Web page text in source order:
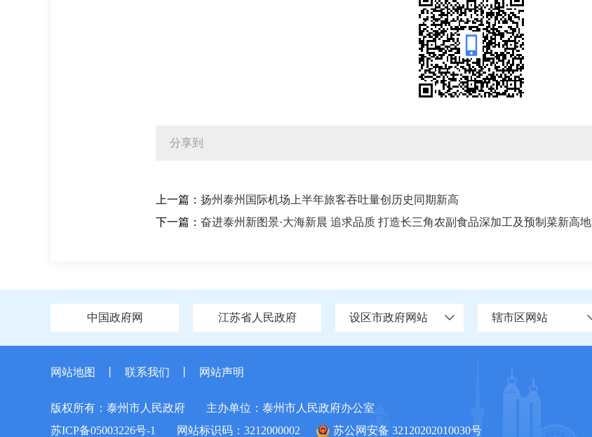
分享到
上一篇： 扬州泰州国际机场上半年旅客吞吐量创历史同期新高
下一篇： 奋进泰州新图景·大海新晨 追求品质 打造长三角农副食品深加工及预制菜新高地
中国政府网 江苏省人民政府 设区市政府网站 辖市区网站
网站地图 联系我们 网站声明
版权所有：泰州市人民政府
主办单位：泰州市人民政府办公室
苏ICP备05003226号-1
网站标识码：3212000002 苏公网安备 32120202010030号